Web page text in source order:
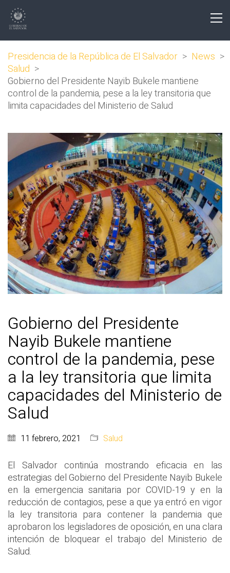
Presidencia de la República de El Salvador > News >
Salud >
Gobierno del Presidente Nayib Bukele mantiene
control de la pandemia, pese a la ley transitoria que
limita capacidades del Ministerio de Salud
Gobierno del Presidente
Nayib Bukele mantiene
control de la pandemia, pese
a la ley transitoria que limita
capacidades del Ministerio de
Salud
11 febrero, 2021 Salud
El Salvador continúa mostrando eficacia en las
estrategias del Gobierno del Presidente Nayib Bukele
en la emergencia sanitaria por COVID-19 y en la
reducción de contagios, pese a que ya entró en vigor
la ley transitoria para contener la pandemia que
aprobaron los legisladores de oposición, en una clara
intención de bloquear el trabajo del Ministerio de
Salud.